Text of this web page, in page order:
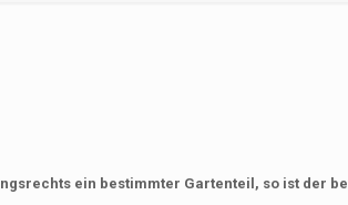
ein bestimmter Gartenteil, so ist der